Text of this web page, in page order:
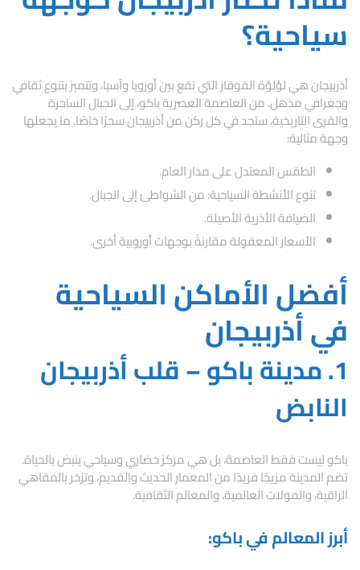
سياحية؟
أذربيجان هي لؤلؤة القوقاز التي تقع بين أوروبا وآسيا، وتتميز بتنوع ثقافي
وجغرافي مذهل. من العاصمة العصرية باكو، إلى الجبال الساحرة
والقرى التاريخية، ستجد في كل ركن من أذربيجان سحرًا خاصًا. ما يجعلها
وجهة مثالية:
الطقس المعتدل على مدار العام.
تنوع الأنشطة السياحية: من الشواطئ إلى الجبال.
الضيافة الأذرية الأصيلة.
الأسعار المعقولة مقارنةً بوجهات أوروبية أخرى.
أفضل الأماكن السياحية
في أذربيجان
1. مدينة باكو – قلب أذربيجان
النابض
باكو ليست فقط العاصمة، بل هي مركز حضاري وسياحي ينبض بالحياة.
تضم المدينة مزيجًا فريدًا من المعمار الحديث والقديم، وتزخر بالمقاهي
الراقية، والمولات العالمية، والمعالم الثقافية.
أبرز المعالم في باكو: